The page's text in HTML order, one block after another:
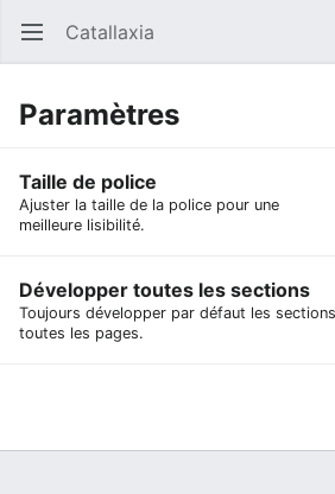
Ouvrir le menu principal Catallaxia
Paramètres
Taille de police
Ajuster la taille de la police pour une
meilleure lisibilité.
Développer toutes les sections
Toujours développer par défaut les
toutes les pages.